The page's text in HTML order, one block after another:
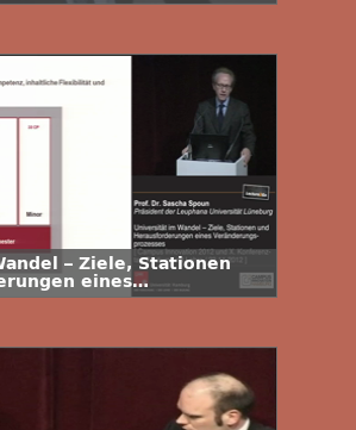
– Ziele, Stationen
eines